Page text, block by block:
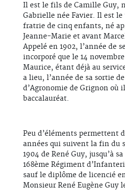
Il est le fils de Camille Guy,
Gabrielle née Favier. Il est le
fratrie de cinq enfants, né
Jeanne-Marie et avant
Appelé en 1902, l’année de
incorporé que le 14
Maurice, étant déjà au
a lieu, l’année de sa sortie
d’Agronomie de Grignon où
baccalauréat.
Peu d’éléments permettent
années qui suivent la fin du
1904 de René Guy, jusqu’à
168ème Régiment
sauf le diplôme de licencié
Monsieur René Eugène Guy